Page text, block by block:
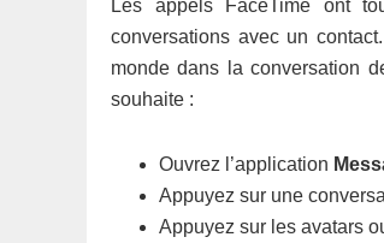
Les appels FaceTime ont
conversations avec un
monde dans la conversation
souhaite :
Ouvrez l’application
Appuyez sur une
Appuyez sur les avatars